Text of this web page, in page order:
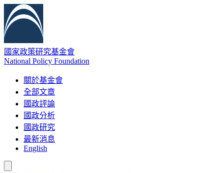
國家政策研究基金會
National Policy Foundation
關於基金會
全部文章
國政評論
國政分析
國政研究
最新消息
English